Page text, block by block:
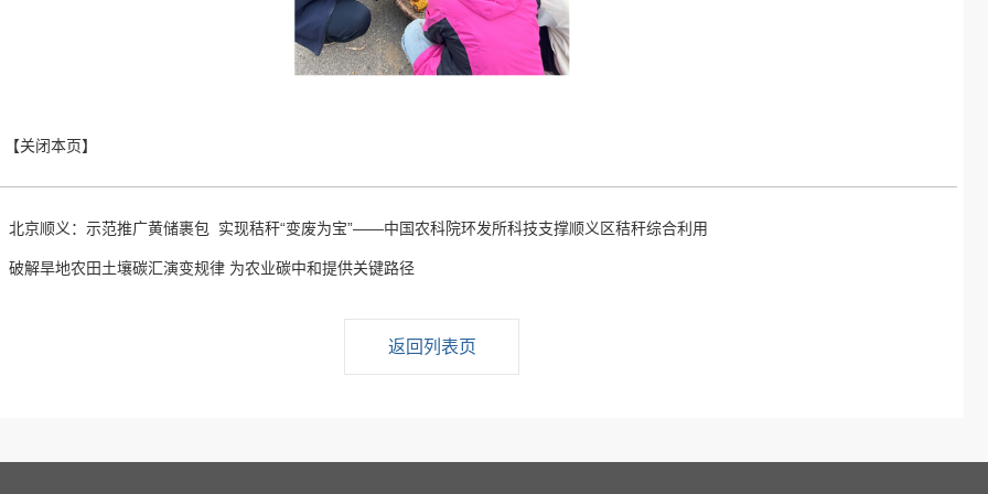
北京顺义：示范推广黄储裹包 实现秸秆“变废为宝”——中国农科院环发所科技支撑顺义区秸秆综合利用
破解旱地农田土壤碳汇演变规律 为农业碳中和提供关键路径
返回列表页